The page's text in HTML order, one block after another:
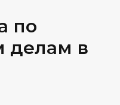
по
делам в